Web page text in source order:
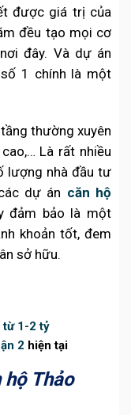
được giá trị của
đều tạo mọi cơ
đây. Và dự án
1 chính là một
thường xuyên
Là rất nhiều
lượng nhà đầu tư
dự án căn hộ
đảm bảo là một
khoản tốt, đem
sở hữu.
từ 1-2 tỷ
2 hiện tại
hộ Thảo